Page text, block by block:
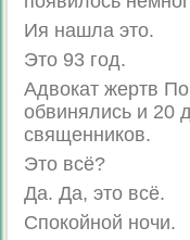
Ия нашла это.
Это 93 год.
Адвокат жертв
обвинялись и 20
священников.
Это всё?
Да. Да, это всё.
Спокойной ночи.